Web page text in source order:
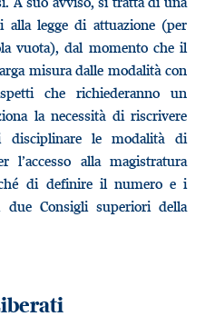
alla legge di attuazione (per
vuota), dal momento che il
misura dalle modalità con
che richiederanno un
la necessità di riscrivere
disciplinare le modalità di
l’accesso alla magistratura
di definire il numero e i
Consigli superiori della